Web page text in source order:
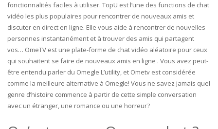
fonctionnalités faciles à utiliser. TopU est l’une des functions de chat
vidéo les plus populaires pour rencontrer de nouveaux amis et
discuter en direct en ligne. Elle vous aide à rencontrer de nouvelles
personnes instantanément et à trouver des amis qui partagent
vos… OmeTV est une plate-forme de chat vidéo aléatoire pour ceux
qui souhaitent se faire de nouveaux amis en ligne . Vous avez peut-
être entendu parler du Omegle L’utility, et Ometv est considérée
comme la meilleure alternative à Omegle! Vous ne savez jamais quel
genre d’histoire commence à partir de cette simple conversation
avec un étranger, une romance ou une horreur?